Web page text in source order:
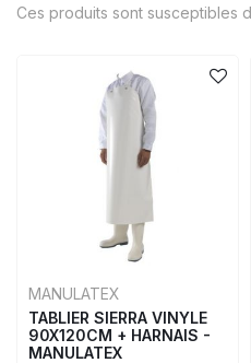
Ces produits sont susceptibles
MANULATEX
TABLIER SIERRA VINYLE
90X120CM + HARNAIS -
MANULATEX